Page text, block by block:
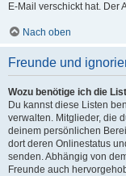
E-Mail verschickt hat. Der
Nach oben
Freunde und
Wozu benötige ich die
Du kannst diese Listen
verwalten. Mitglieder, die
deinem persönlichen
dort deren Onlinestatus
senden. Abhängig von
Freunde auch